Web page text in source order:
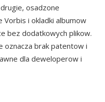
osadzone
i okladki albumow
bez dodatkowych plikow.
oznacza brak patentow i
dla deweloperow i